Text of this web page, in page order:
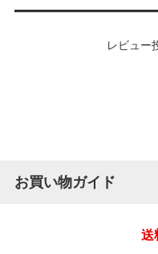
レビュー
お買い物ガイド
送